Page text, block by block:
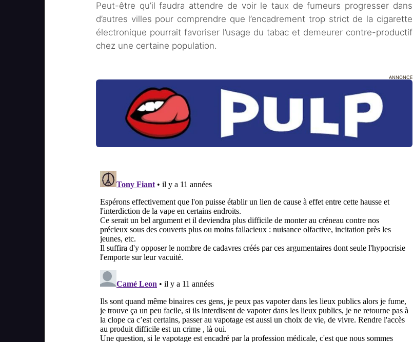
Peut-être qu’il faudra attendre de voir le taux de fumeurs progresser dans
d’autres villes pour comprendre que l’encadrement trop strict de la cigarette
électronique pourrait favoriser l’usage du tabac et demeurer contre-productif
chez une certaine population.
ANNONCE